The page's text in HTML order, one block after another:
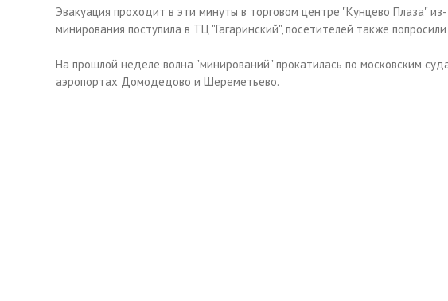
Эвакуация проходит в эти минуты в торговом центре "Кунцево Плаза"
минирования поступила в ТЦ "Гагаринский", посетителей также
На прошлой неделе волна "минирований" прокатилась по московским
аэропортах Домодедово и Шереметьево.